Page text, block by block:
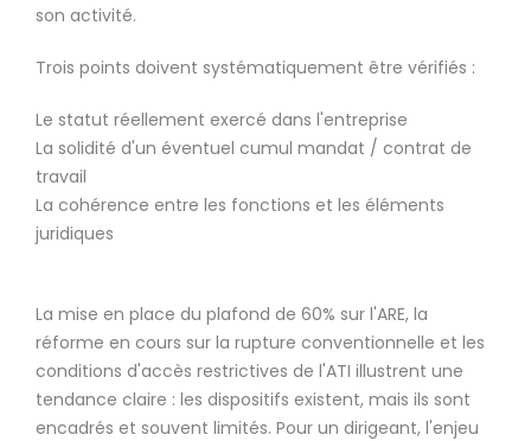
son activité.
Trois points doivent systématiquement être vérifiés :
Le statut réellement exercé dans l'entreprise
La solidité d'un éventuel cumul mandat / contrat de
travail
La cohérence entre les fonctions et les éléments
juridiques
La mise en place du plafond de 60% sur l'ARE, la
réforme en cours sur la rupture conventionnelle et les
conditions d'accès restrictives de l'ATI illustrent une
tendance claire : les dispositifs existent, mais ils sont
encadrés et souvent limités. Pour un dirigeant, l'enjeu